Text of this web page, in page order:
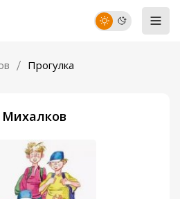
Прогулка
Михалков